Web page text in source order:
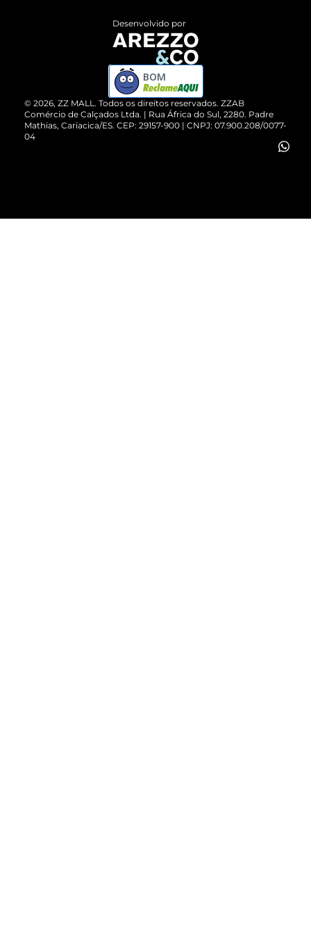
ZZ MALL é confiável
Cartão Presente
Vendas Corporativas
Devolução do Produto
Compre pelo WhatsApp
© 2026, ZZ MALL. Todos os direitos reservados. ZZAB
Comércio de Calçados Ltda. | Rua África do Sul, 2280. Padre
Mathias, Cariacica/ES. CEP: 29157-900 | CNPJ: 07.900.208/0077-
04
Desenvolvido por
BOM